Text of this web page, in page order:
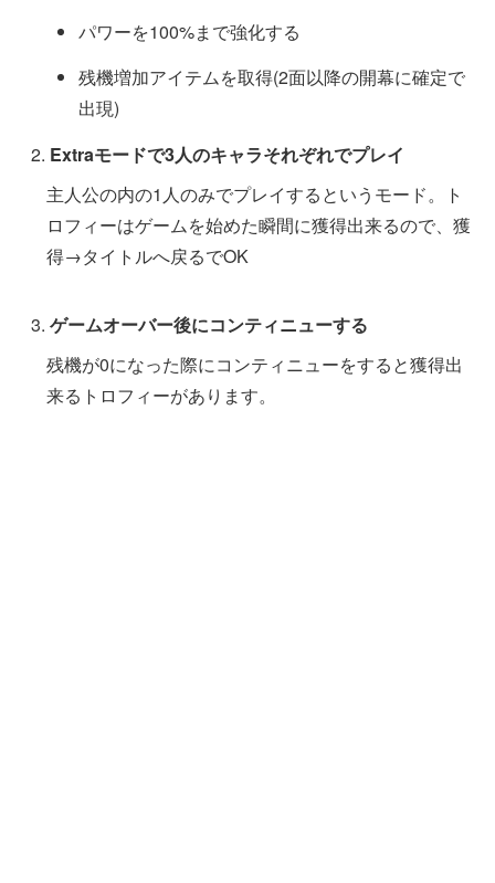
パワーを100%まで強化する
残機増加アイテムを取得(2面以降の開幕に確定で
出現)
Extraモードで3人のキャラそれぞれでプレイ
主人公の内の1人のみでプレイするというモード。ト
ロフィーはゲームを始めた瞬間に獲得出来るので、獲
得→タイトルへ戻るでOK
ゲームオーバー後にコンティニューする
残機が0になった際にコンティニューをすると獲得出
来るトロフィーがあります。